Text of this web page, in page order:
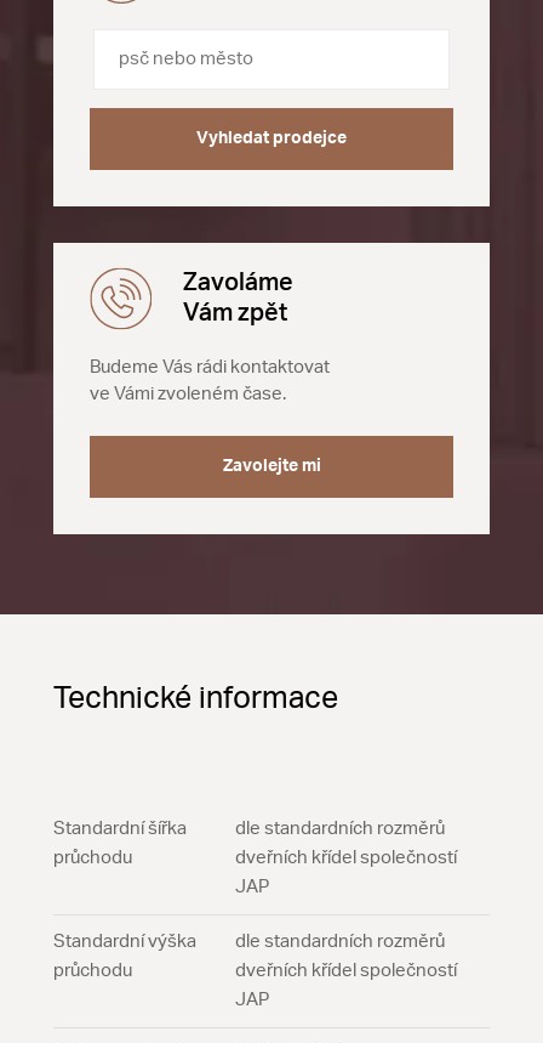
Vyhledat prodejce
Zavoláme
Vám zpět
Budeme Vás rádi kontaktovat
ve Vámi zvoleném čase.
Zavolejte mi
Technické informace
Standardní šířka
průchodu
dle standardních rozměrů
dveřních křídel společností
JAP
Standardní výška
průchodu
dle standardních rozměrů
dveřních křídel společností
JAP